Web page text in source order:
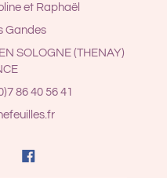
et Raphaël
Gandes
SOLOGNE (THENAY)
86 40 56 41